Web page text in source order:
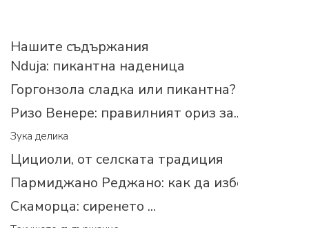
Нашите съдържания
Nduja: пикантна наденица
Горгонзола сладка или пикантна?
Ризо Венере: правилният ориз за...
Зука делика
Цициоли, от селската традиция
Пармиджано Реджано: как да изберем
Скаморца: сиренето ...